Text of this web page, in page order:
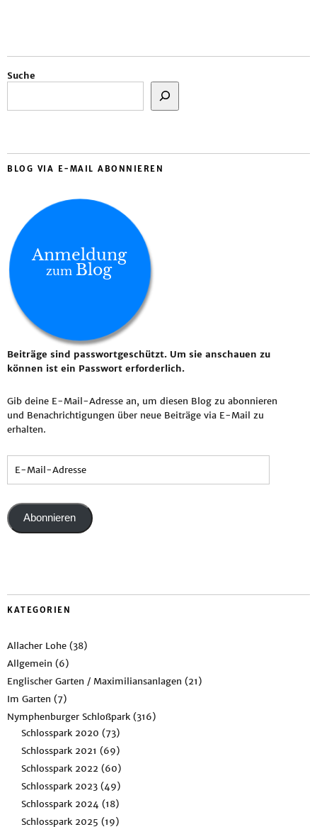
Suche
BLOG VIA E-MAIL ABONNIEREN
Anmeldung
zum Blog
Beiträge sind passwortgeschützt. Um sie anschauen zu
können ist ein Passwort erforderlich.
Gib deine E-Mail-Adresse an, um diesen Blog zu abonnieren
und Benachrichtigungen über neue Beiträge via E-Mail zu
erhalten.
Abonnieren
KATEGORIEN
Allacher Lohe (38)
Allgemein (6)
Englischer Garten / Maximiliansanlagen (21)
Im Garten (7)
Nymphenburger Schloßpark (316)
Schlosspark 2020 (73)
Schlosspark 2021 (69)
Schlosspark 2022 (60)
Schlosspark 2023 (49)
Schlosspark 2024 (18)
Schlosspark 2025 (19)